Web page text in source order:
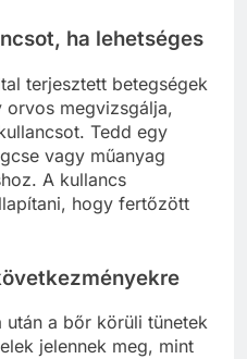
ha lehetséges
terjesztett betegségek
orvos megvizsgálja,
Tedd egy
vagy műanyag
A kullancs
hogy fertőzött
után a bőr körüli tünetek
jelennek meg, mint